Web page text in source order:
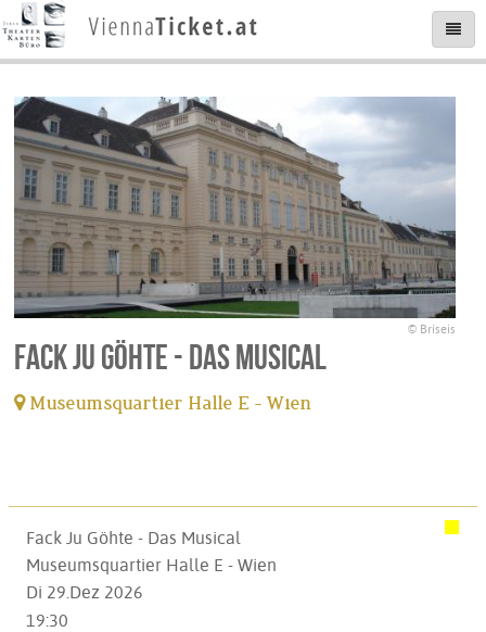
© Briseis
Fack Ju Göhte - Das Musical
Museumsquartier Halle E - Wien
Fack Ju Göhte - Das Musical
Museumsquartier Halle E - Wien
Di 29.Dez 2026
19:30